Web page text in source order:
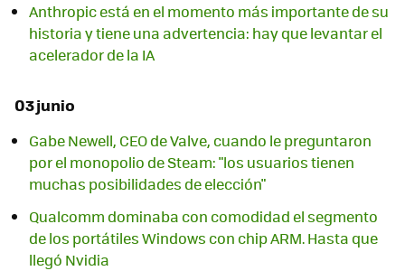
Anthropic está en el momento más importante de su
historia y tiene una advertencia: hay que levantar el
acelerador de la IA
03 junio
Gabe Newell, CEO de Valve, cuando le preguntaron
por el monopolio de Steam: "los usuarios tienen
muchas posibilidades de elección"
Qualcomm dominaba con comodidad el segmento
de los portátiles Windows con chip ARM. Hasta que
llegó Nvidia